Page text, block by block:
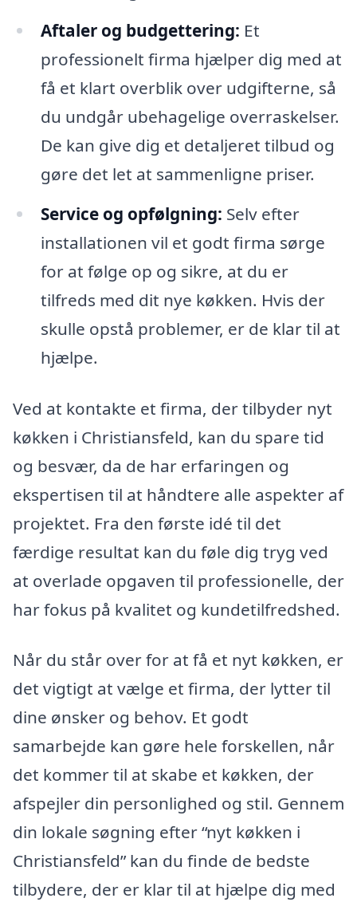
Aftaler og budgettering: Et
professionelt firma hjælper dig med at
få et klart overblik over udgifterne, så
du undgår ubehagelige overraskelser.
De kan give dig et detaljeret tilbud og
gøre det let at sammenligne priser.
Service og opfølgning: Selv efter
installationen vil et godt firma sørge
for at følge op og sikre, at du er
tilfreds med dit nye køkken. Hvis der
skulle opstå problemer, er de klar til at
hjælpe.
Ved at kontakte et firma, der tilbyder nyt
køkken i Christiansfeld, kan du spare tid
og besvær, da de har erfaringen og
ekspertisen til at håndtere alle aspekter af
projektet. Fra den første idé til det
færdige resultat kan du føle dig tryg ved
at overlade opgaven til professionelle, der
har fokus på kvalitet og kundetilfredshed.
Når du står over for at få et nyt køkken, er
det vigtigt at vælge et firma, der lytter til
dine ønsker og behov. Et godt
samarbejde kan gøre hele forskellen, når
det kommer til at skabe et køkken, der
afspejler din personlighed og stil. Gennem
din lokale søgning efter “nyt køkken i
Christiansfeld” kan du finde de bedste
tilbydere, der er klar til at hjælpe dig med